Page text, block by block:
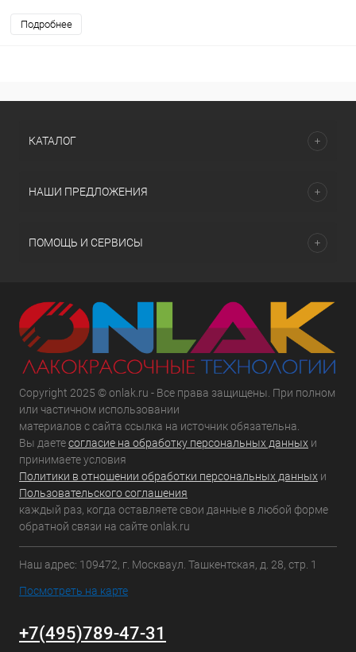
Подробнее
КАТАЛОГ
НАШИ ПРЕДЛОЖЕНИЯ
ПОМОЩЬ И СЕРВИСЫ
Copyright 2025 © onlak.ru - Все права защищены. При полном
или частичном использовании
материалов с сайта ссылка на источник обязательна.
Вы даетесогласие на обработку персональных данных и
принимаете условия
Политики в отношении обработки персональных данных и
Пользовательского соглашения
каждый раз, когда оставляете свои данные в любой форме
обратной связи на сайте onlak.ru
Наш адрес: 109472, г. Москваул. Ташкентская, д. 28, стр. 1
Посмотреть на карте
+7(495)789-47-31